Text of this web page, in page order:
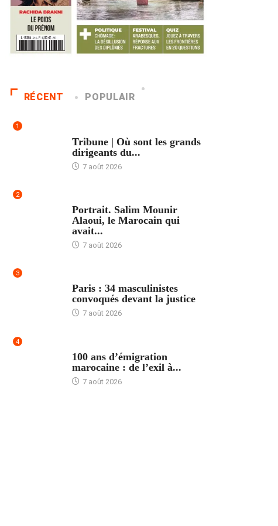
RÉCENT POPULAIR
1
Tribune | Où sont les grands
dirigeants du...
7 août 2026
2
Portrait. Salim Mounir
Alaoui, le Marocain qui
avait...
7 août 2026
3
Paris : 34 masculinistes
convoqués devant la justice
7 août 2026
4
100 ans d’émigration
marocaine : de l’exil à...
7 août 2026